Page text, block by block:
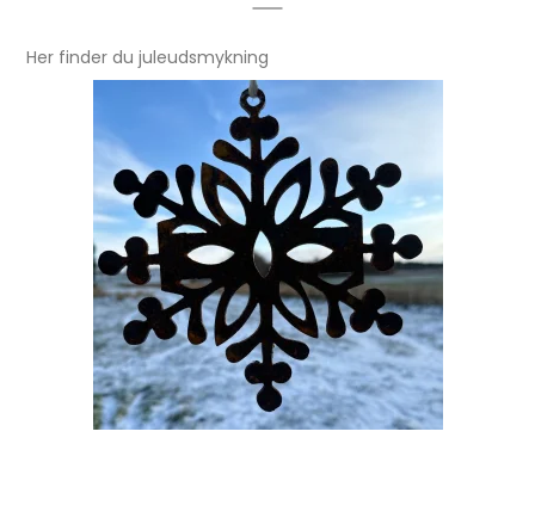
Her finder du juleudsmykning